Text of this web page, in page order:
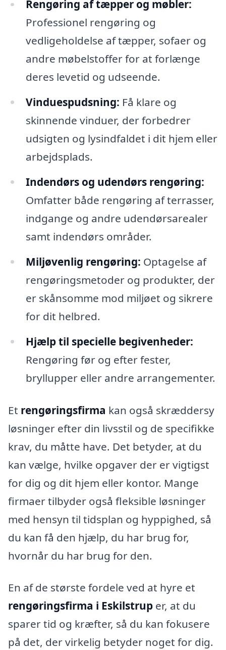
Rengøring af tæpper og møbler:
Professionel rengøring og
vedligeholdelse af tæpper, sofaer og
andre møbelstoffer for at forlænge
deres levetid og udseende.
Vinduespudsning: Få klare og
skinnende vinduer, der forbedrer
udsigten og lysindfaldet i dit hjem eller
arbejdsplads.
Indendørs og udendørs rengøring:
Omfatter både rengøring af terrasser,
indgange og andre udendørsarealer
samt indendørs områder.
Miljøvenlig rengøring: Optagelse af
rengøringsmetoder og produkter, der
er skånsomme mod miljøet og sikrere
for dit helbred.
Hjælp til specielle begivenheder:
Rengøring før og efter fester,
bryllupper eller andre arrangementer.
Et rengøringsfirma kan også skræddersy
løsninger efter din livsstil og de specifikke
krav, du måtte have. Det betyder, at du
kan vælge, hvilke opgaver der er vigtigst
for dig og dit hjem eller kontor. Mange
firmaer tilbyder også fleksible løsninger
med hensyn til tidsplan og hyppighed, så
du kan få den hjælp, du har brug for,
hvornår du har brug for den.
En af de største fordele ved at hyre et
rengøringsfirma i Eskilstrup er, at du
sparer tid og kræfter, så du kan fokusere
på det, der virkelig betyder noget for dig.